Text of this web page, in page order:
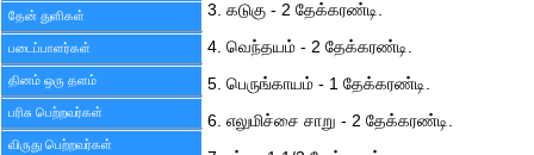
தேன் துளிகள்
படைப்பாளர்கள்
தினம் ஒரு தளம்
பரிசு பெற்றவர்கள்
விருது பெற்றவர்கள்
3. கடுகு - 2 தேக்கரண்டி.
4. வெந்தயம் - 2 தேக்கரண்டி.
5. பெருங்காயம் - 1 தேக்கரண்டி.
6. எலுமிச்சை சாறு - 2 தேக்கரண்டி.